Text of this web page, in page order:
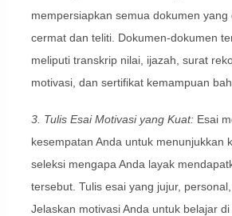
mempersiapkan semua dokumen yang
cermat dan teliti. Dokumen-dokumen
meliputi transkrip nilai, ijazah, surat
motivasi, dan sertifikat kemampuan
3. Tulis Esai Motivasi yang Kuat:Esai
kesempatan Anda untuk menunjukkan
seleksi mengapa Anda layak
tersebut. Tulis esai yang jujur,
Jelaskan motivasi Anda untuk belajar